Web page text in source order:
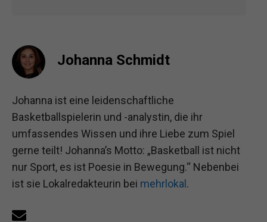
Johanna Schmidt
Johanna ist eine leidenschaftliche
Basketballspielerin und -analystin, die ihr
umfassendes Wissen und ihre Liebe zum Spiel
gerne teilt! Johanna’s Motto: „Basketball ist nicht
nur Sport, es ist Poesie in Bewegung.“ Nebenbei
ist sie Lokalredakteurin bei mehrlokal .